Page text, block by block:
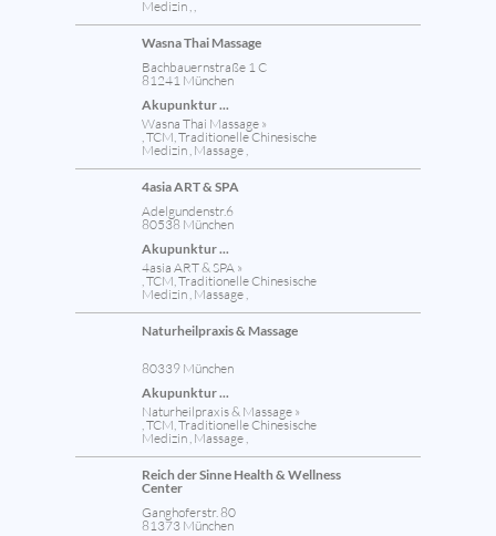
Medizin , ,
Wasna Thai Massage
Bachbauernstraße 1 C
81241 München
Akupunktur ...
Wasna Thai Massage »
, TCM, Traditionelle Chinesische
Medizin , Massage ,
4asia ART & SPA
Adelgundenstr.6
80538 München
Akupunktur ...
4asia ART & SPA »
, TCM, Traditionelle Chinesische
Medizin , Massage ,
Naturheilpraxis & Massage
80339 München
Akupunktur ...
Naturheilpraxis & Massage »
, TCM, Traditionelle Chinesische
Medizin , Massage ,
Reich der Sinne Health & Wellness
Center
Ganghoferstr. 80
81373 München